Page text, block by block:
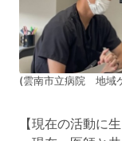
(雲南市立病院 地域
【現在の活動に